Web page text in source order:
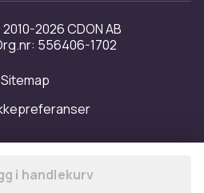
2026 CDON AB
556406-1702
Sitemap
Legg Trimmerspole for
i handlekurv